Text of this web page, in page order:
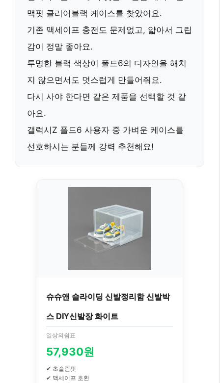
맥핏 클리어블랙 케이스를 찾았어요.
기존 맥세이프 충전도 문제없고, 얇아서 그립
감이 정말 좋아요.
투명한 블랙 색상이 폴드6의 디자인을 해치
지 않으면서도 멋스럽게 만들어줘요.
다시 사야 한다면 같은 제품을 선택할 것 같
아요.
갤럭시Z 폴드6 사용자 중 가벼운 케이스를
선호하시는 분들께 강력 추천해요!
슈슈앤 슬라이딩 신발정리함 신발박
스 DIY신발장 화이트
일상의쉼표
57,930원
✔ 초슬림핏
✔ 맥세이프 호환